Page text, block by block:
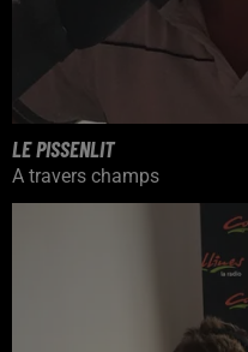
LE PISSENLIT
A travers champs